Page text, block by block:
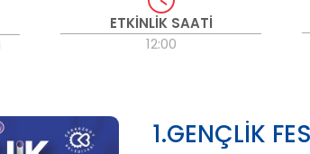
ETKİNLİK SAATİ
12:00
1.GENÇLİK